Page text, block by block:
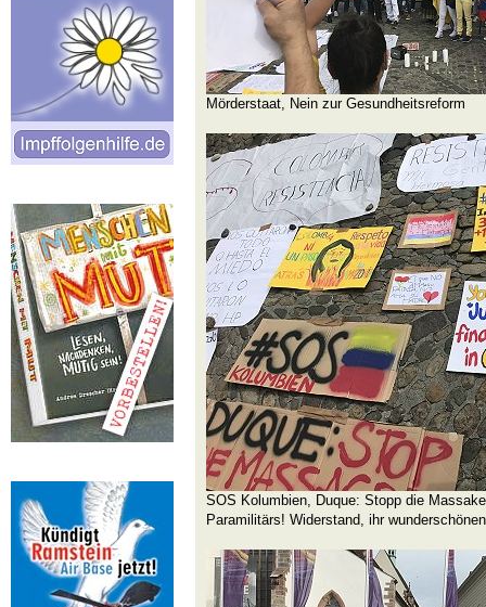
Mörderstaat, Nein zur Gesundheitsreform
SOS Kolumbien, Duque: Stopp die
Paramilitärs! Widerstand, ihr